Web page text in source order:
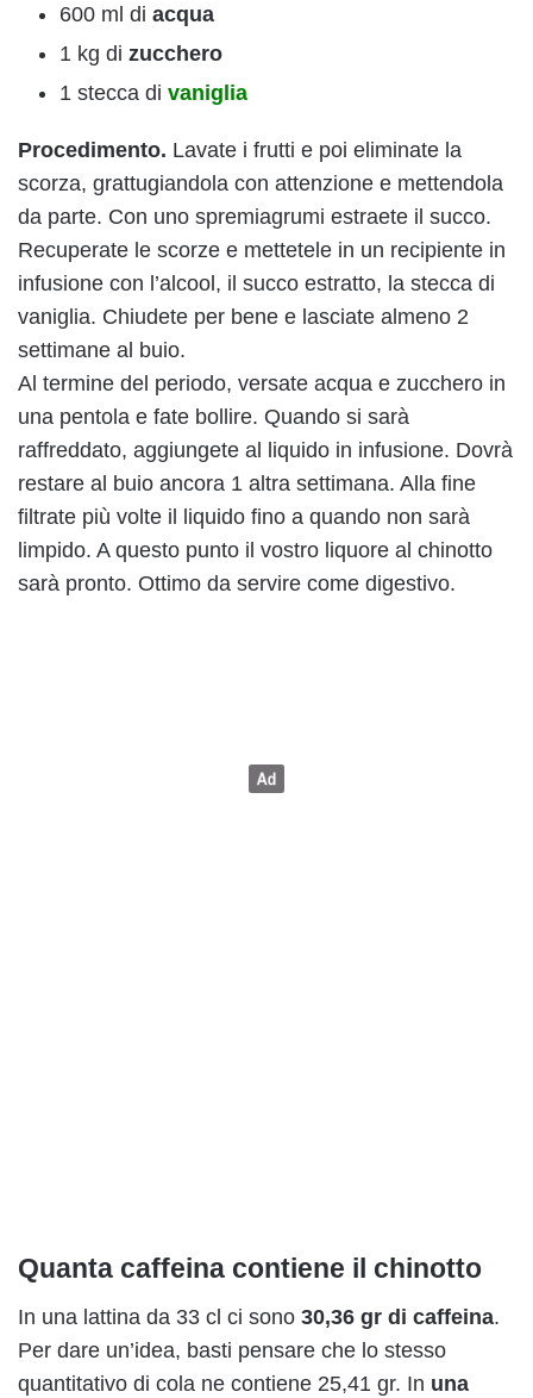
600 ml di acqua
1 kg di zucchero
1 stecca di vaniglia
Procedimento. Lavate i frutti e poi eliminate la
scorza, grattugiandola con attenzione e mettendola
da parte. Con uno spremiagrumi estraete il succo.
Recuperate le scorze e mettetele in un recipiente in
infusione con l’alcool, il succo estratto, la stecca di
vaniglia. Chiudete per bene e lasciate almeno 2
settimane al buio.
Al termine del periodo, versate acqua e zucchero in
una pentola e fate bollire. Quando si sarà
raffreddato, aggiungete al liquido in infusione. Dovrà
restare al buio ancora 1 altra settimana. Alla fine
filtrate più volte il liquido fino a quando non sarà
limpido. A questo punto il vostro liquore al chinotto
sarà pronto. Ottimo da servire come digestivo.
Quanta caffeina contiene il chinotto
In una lattina da 33 cl ci sono 30,36 gr di caffeina.
Per dare un’idea, basti pensare che lo stesso
quantitativo di cola ne contiene 25,41 gr. In una